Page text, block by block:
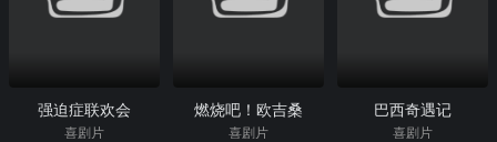
强迫症联欢会
喜剧片
燃烧吧！欧吉桑
喜剧片
巴西奇遇记
喜剧片